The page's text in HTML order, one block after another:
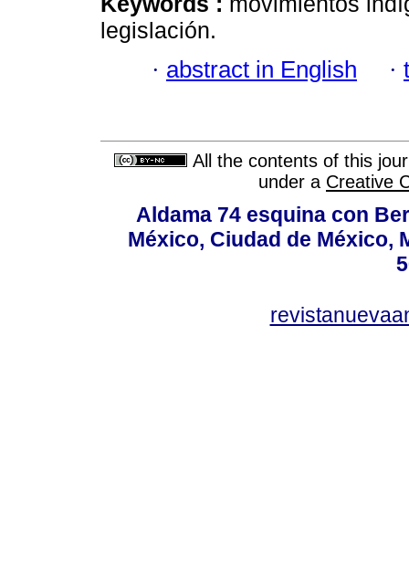
legislación.
· abstract in English ·
All the contents of this
under a Creative
Aldama 74 esquina con
México, Ciudad de México,